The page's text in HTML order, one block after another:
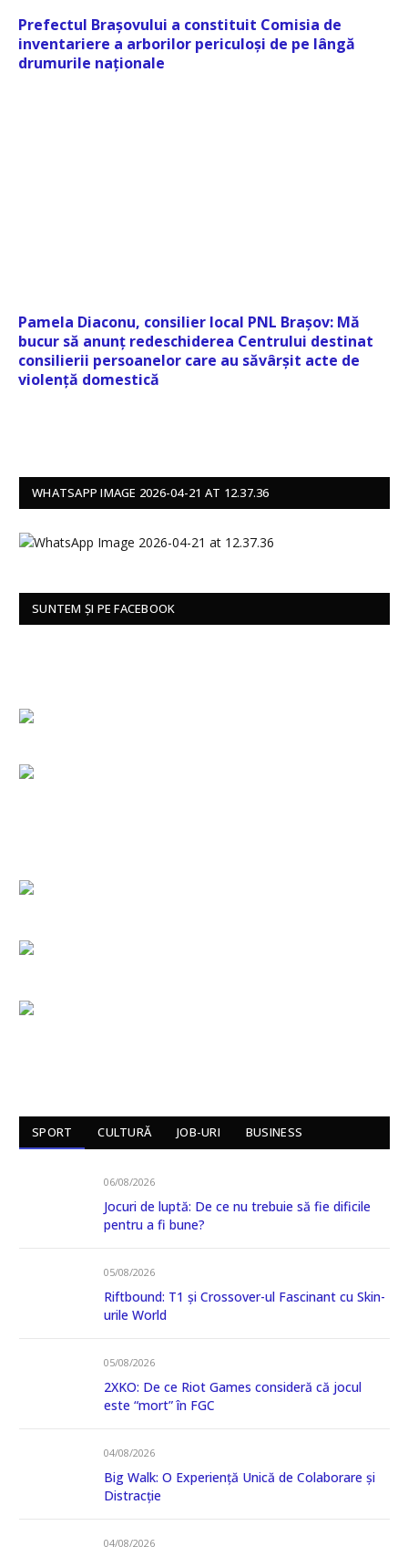
Prefectul Brașovului a constituit Comisia de
inventariere a arborilor periculoși de pe lângă
drumurile naționale
Pamela Diaconu, consilier local PNL Brașov: Mă
bucur să anunț redeschiderea Centrului destinat
consilierii persoanelor care au săvârșit acte de
violență domestică
WHATSAPP IMAGE 2026-04-21 AT 12.37.36
SUNTEM ȘI PE FACEBOOK
SPORT CULTURĂ JOB-URI BUSINESS
06/08/2026
Jocuri de luptă: De ce nu trebuie să fie dificile
pentru a fi bune?
05/08/2026
Riftbound: T1 și Crossover-ul Fascinant cu Skin-
urile World
05/08/2026
2XKO: De ce Riot Games consideră că jocul
este “mort” în FGC
04/08/2026
Big Walk: O Experiență Unică de Colaborare și
Distracție
04/08/2026